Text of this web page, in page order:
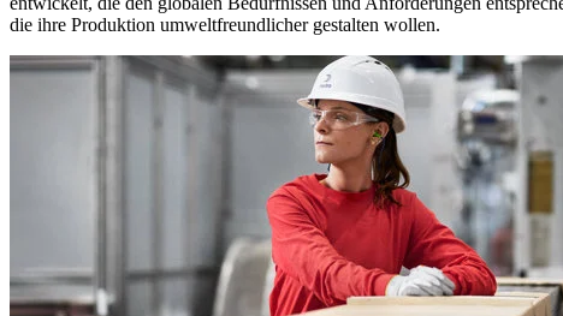
die ihre Produktion umweltfreundlicher gestalten wollen.